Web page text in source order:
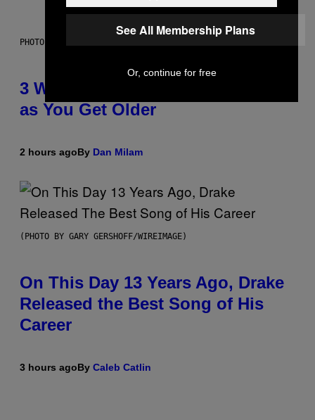
PHOTO ILLUSTRATION BY IAN WALDIE/GETTY IMAGES
3 Ways Your Music Taste Changes
as You Get Older
2 hours agoBy Dan Milam
(PHOTO BY GARY GERSHOFF/WIREIMAGE)
On This Day 13 Years Ago, Drake
Released the Best Song of His
Career
3 hours agoBy Caleb Catlin
See All Membership Plans
Or, continue for free